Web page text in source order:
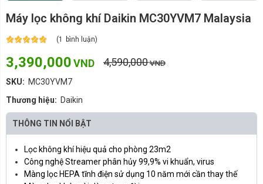
Máy lọc không khí Daikin MC30YVM7 Malaysia
(1 bình luận)
3,390,000VND 4,590,000VND
SKU: MC30YVM7
Thương hiệu: Daikin
THÔNG TIN NỔI BẬT
Lọc không khí hiệu quả cho phòng 23m2
Công nghệ Streamer phân hủy 99,9% vi khuẩn, virus
Màng lọc HEPA tĩnh điện sử dụng 10 năm mới cần thay thế